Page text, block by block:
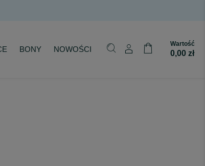
BONY NOWOŚCI
Wartość
0,00 zł